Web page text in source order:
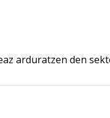
arduratzen den